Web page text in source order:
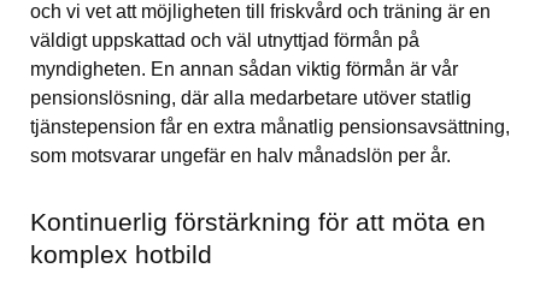
och vi vet att möjligheten till friskvård och träning är en
väldigt uppskattad och väl utnyttjad förmån på
myndigheten. En annan sådan viktig förmån är vår
pensionslösning, där alla medarbetare utöver statlig
tjänstepension får en extra månatlig pensionsavsättning,
som motsvarar ungefär en halv månadslön per år.
Kontinuerlig förstärkning för att möta en
komplex hotbild